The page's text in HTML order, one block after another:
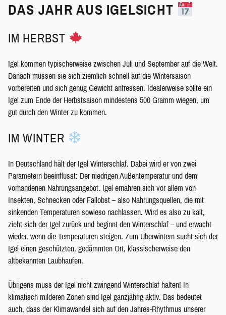
DAS JAHR AUS IGELSICHT
IM HERBST
Igel kommen typischerweise zwischen Juli und September auf die Welt.
Danach müssen sie sich ziemlich schnell auf die Wintersaison
vorbereiten und sich genug Gewicht anfressen. Idealerweise sollte ein
Igel zum Ende der Herbstsaison mindestens 500 Gramm wiegen, um
gut durch den Winter zu kommen.
IM WINTER
In Deutschland hält der Igel Winterschlaf. Dabei wird er von zwei
Parametern beeinflusst: Der niedrigen Außentemperatur und dem
vorhandenen Nahrungsangebot. Igel ernähren sich vor allem von
Insekten, Schnecken oder Fallobst – also Nahrungsquellen, die mit
sinkenden Temperaturen sowieso nachlassen. Wird es also zu kalt,
zieht sich der Igel zurück und beginnt den Winterschlaf – und erwacht
wieder, wenn die Temperaturen steigen. Zum Überwintern sucht sich der
Igel einen geschützten, gedämmten Ort, klassischerweise den
altbekannten Laubhaufen.
Übrigens muss der Igel nicht zwingend Winterschlaf halten! In
klimatisch milderen Zonen sind Igel ganzjährig aktiv. Das bedeutet
auch, dass der Klimawandel sich auf den Jahres-Rhythmus unserer